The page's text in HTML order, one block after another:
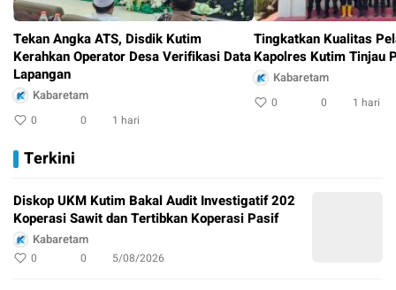
Tekan Angka ATS, Disdik Kutim
Kerahkan Operator Desa Verifikasi Data
Lapangan
Kabaretam
0 0 1 hari
Tingkatkan Kualitas
Kapolres Kutim Tinjau
Kabaretam
0 0 1 hari
Terkini
Diskop UKM Kutim Bakal Audit Investigatif 202
Koperasi Sawit dan Tertibkan Koperasi Pasif
Kabaretam
0 0 5/08/2026